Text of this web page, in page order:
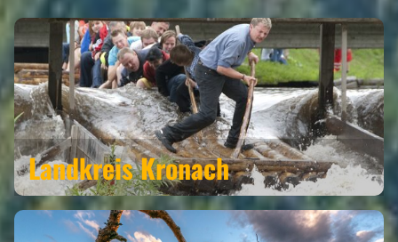
Landkreis Kronach